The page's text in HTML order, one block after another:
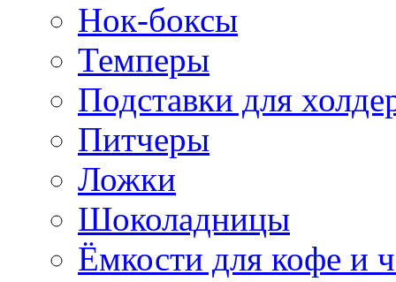
Нок-боксы
Темперы
Подставки для
Питчеры
Ложки
Шоколадницы
Ёмкости для кофе и